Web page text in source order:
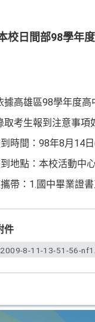
校日間部98學年
據高雄區98學年度高
取考生報到注意事項
時間：98年8月14
地點：本校活動中
帶：1.國中畢業證
件
2009-8-11-13-51-56-